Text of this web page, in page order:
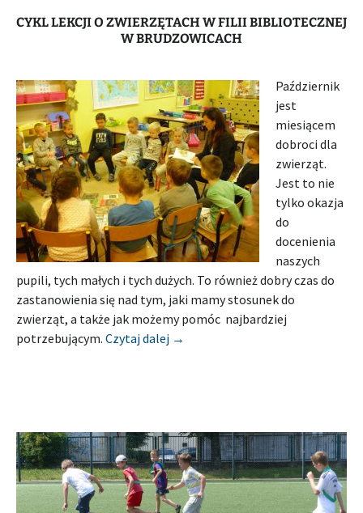
CYKL LEKCJI O ZWIERZĘTACH W FILII BIBLIOTECZNEJ
W BRUDZOWICACH
Październik
jest
miesiącem
dobroci dla
zwierząt.
Jest to nie
tylko okazja
do
docenienia
naszych
pupili, tych małych i tych dużych. To również dobry czas do
zastanowienia się nad tym, jaki mamy stosunek do
zwierząt, a także jak możemy pomóc najbardziej
potrzebującym. Czytaj dalej [Relacja] MIEJSKO-GMINNA
→